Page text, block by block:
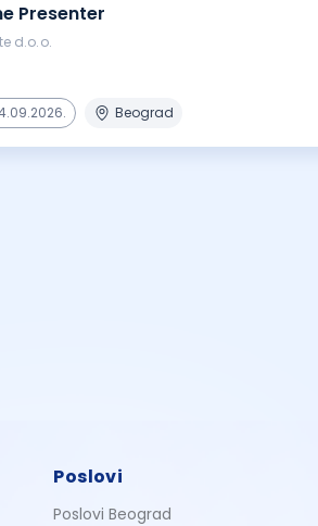
Presenter
d.o.o.
Beograd
Poslovi
Poslovi Beograd